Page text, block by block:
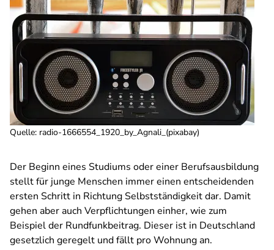
Quelle: radio-1666554_1920_by_Agnali_(pixabay)
Der Beginn eines Studiums oder einer Berufsausbildung
stellt für junge Menschen immer einen entscheidenden
ersten Schritt in Richtung Selbstständigkeit dar. Damit
gehen aber auch Verpflichtungen einher, wie zum
Beispiel der Rundfunkbeitrag. Dieser ist in Deutschland
gesetzlich geregelt und fällt pro Wohnung an.